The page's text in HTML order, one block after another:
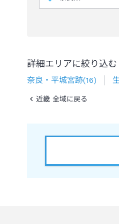
詳細エリアに絞り込む
奈良・平城宮跡(16)
近畿 全域に戻る